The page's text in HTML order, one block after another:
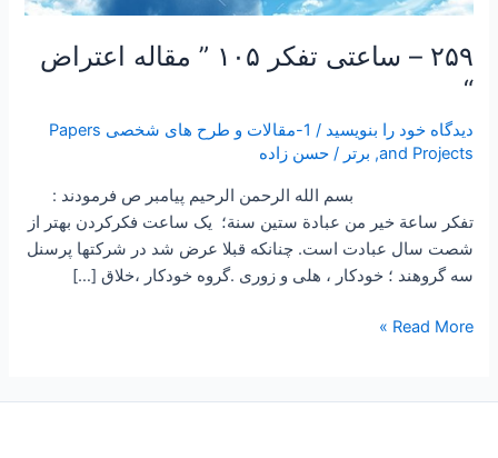
۲۵۹ – ساعتی تفکر ۱۰۵ ” مقاله اعتراض
“
دیدگاه‌ خود را بنویسید /
1-مقالات و طرح های شخصی Papers
and Projects
, برتر /حسن زاده
بسم الله الرحمن الرحیم پیامبر ص فرمودند :
تفكر ساعة خير من عبادة ستين سنة؛ یک ساعت فکرکردن بهتر از
شصت سال عبادت است. چنانکه قبلا عرض شد در شرکتها پرسنل
سه گروهند ؛ خودکار ، هلی و زوری .گروه خودکار ،خلاق […]
Read More »